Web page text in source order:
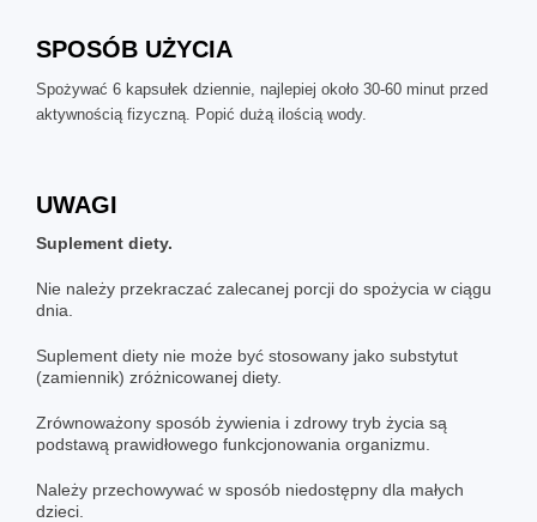
SPOSÓB UŻYCIA
Spożywać 6 kapsułek dziennie, najlepiej około 30-60 minut przed
aktywnością fizyczną. Popić dużą ilością wody.
UWAGI
Suplement diety.
Nie należy przekraczać zalecanej porcji do spożycia w ciągu
dnia.
Suplement diety nie może być stosowany jako substytut
(zamiennik) zróżnicowanej diety.
Zrównoważony sposób żywienia i zdrowy tryb życia są
podstawą prawidłowego funkcjonowania organizmu.
Należy przechowywać w sposób niedostępny dla małych
dzieci.